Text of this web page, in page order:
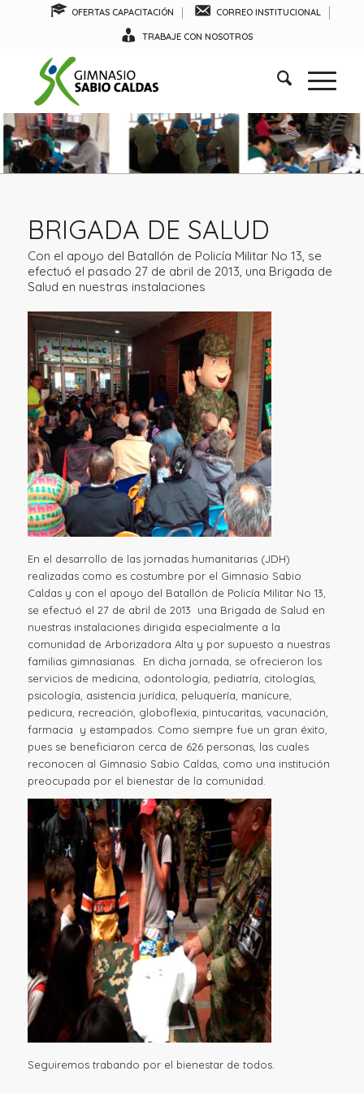
OFERTAS CAPACITACIÓN CORREO INSTITUCIONAL
TRABAJE CON NOSOTROS
BRIGADA DE SALUD
Con el apoyo del Batallón de Policía Militar No 13, se
efectuó el pasado 27 de abril de 2013, una Brigada de
Salud en nuestras instalaciones
En el desarrollo de las jornadas humanitarias (JDH)
realizadas como es costumbre por el Gimnasio Sabio
Caldas y con el apoyo del Batallón de Policía Militar No 13,
se efectuó el 27 de abril de 2013 una Brigada de Salud en
nuestras instalaciones dirigida especialmente a la
comunidad de Arborizadora Alta y por supuesto a nuestras
familias gimnasianas. En dicha jornada, se ofrecieron los
servicios de medicina, odontología, pediatría, citologías,
psicología, asistencia jurídica, peluquería, manicure,
pedicura, recreación, globoflexia, pintucaritas, vacunación,
farmacia y estampados. Como siempre fue un gran éxito,
pues se beneficiaron cerca de 626 personas, las cuales
reconocen al Gimnasio Sabio Caldas, como una institución
preocupada por el bienestar de la comunidad.
Seguiremos trabando por el bienestar de todos.